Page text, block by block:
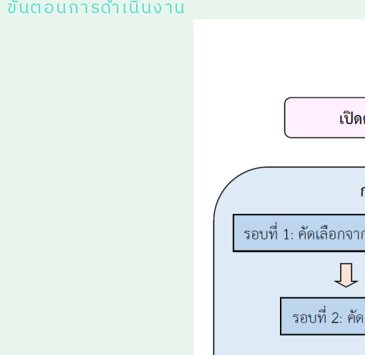
ขั้นตอนการดำเนินงาน